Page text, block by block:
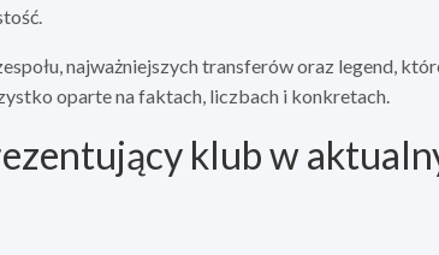
najważniejszych transferów oraz legend,
oparte na faktach, liczbach i konkretach.
klub w